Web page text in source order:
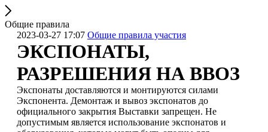
Общие правила
2023-03-27 17:07 Общие правила участия
ЭКСПОНАТЫ,
РАЗРЕШЕНИЯ НА ВВОЗ
Экспонаты доставляются и монтируются силами
Экспонента. Демонтаж и вывоз экспонатов до
официального закрытия Выставки запрещен. Не
допустимым является использование экспонатов и